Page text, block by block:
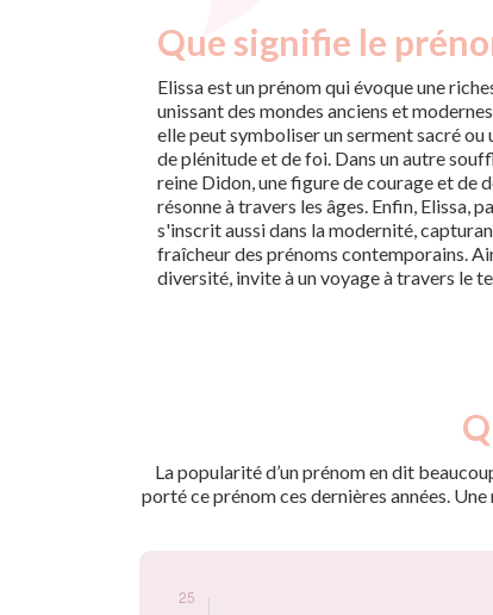
Que signifie le
Elissa est un prénom qui évoque une
unissant des mondes anciens et
elle peut symboliser un serment sacré ou
de plénitude et de foi. Dans un autre
reine Didon, une figure de courage et
résonne à travers les âges. Enfin, Elissa,
s'inscrit aussi dans la modernité,
fraîcheur des prénoms contemporains.
diversité, invite à un voyage à travers le
La popularité d’un prénom en dit
porté ce prénom ces dernières années.
2009
10
2010
16
2014
17